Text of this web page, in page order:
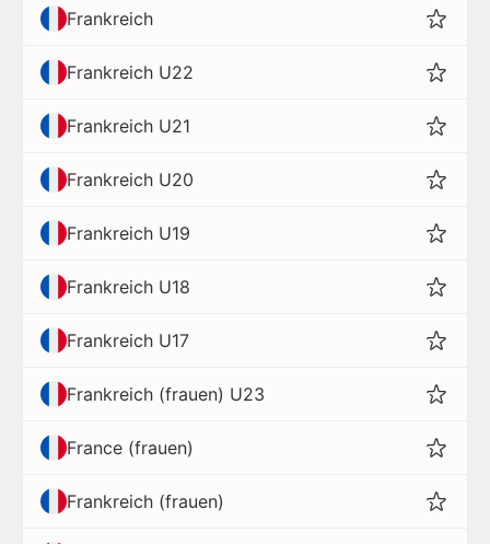
Frankreich
Frankreich U22
Frankreich U21
Frankreich U20
Frankreich U19
Frankreich U18
Frankreich U17
Frankreich (frauen) U23
France (frauen)
Frankreich (frauen)